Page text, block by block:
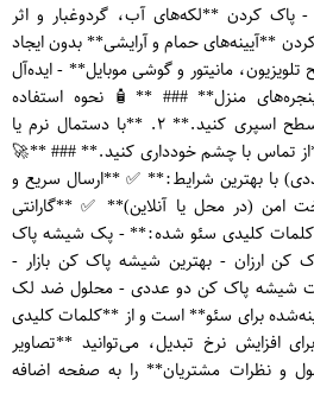
عددی):** - پاک کردن **لکه‌های آب، گردوغبار و اثر
**آیینه‌های حمام و آرایشی** بدون ایجاد
مانیتور و گوشی موبایل** - ایده‌آل
منزل** ### **🧴 نحوه استفاده
آسان:** ۱. **محلول را روی سطح اسپری کنید.** ۲. **با دستمال نرم یا
پاک نمایید.** ۳. **از تماس با چشم خودداری کنید.** ### **🚀
پک شیشه پاک کن (۲ عددی) با بهترین شرایط:** ✅ **ارسال سریع و
امن (در محل یا آنلاین)** ✅ **گارانتی
کلیدی سئو شده:** - پک شیشه پاک
کن ارزان - بهترین شیشه پاک کن بازار -
شیشه پاک کن دو عددی - محلول ضد لک
برای سئو** است و از **کلمات کلیدی
افزایش نرخ تبدیل، می‌توانید **تصاویر
و نظرات مشتریان** را به صفحه اضافه